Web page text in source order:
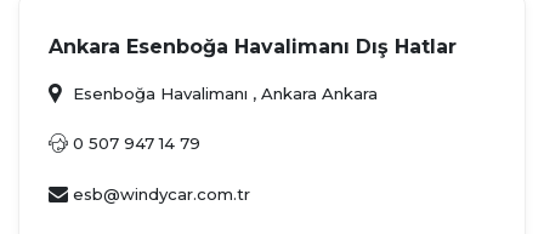
Ankara Esenboğa Havalimanı Dış Hatlar
Esenboğa Havalimanı , Ankara Ankara
0 507 947 14 79
esb@windycar.com.tr